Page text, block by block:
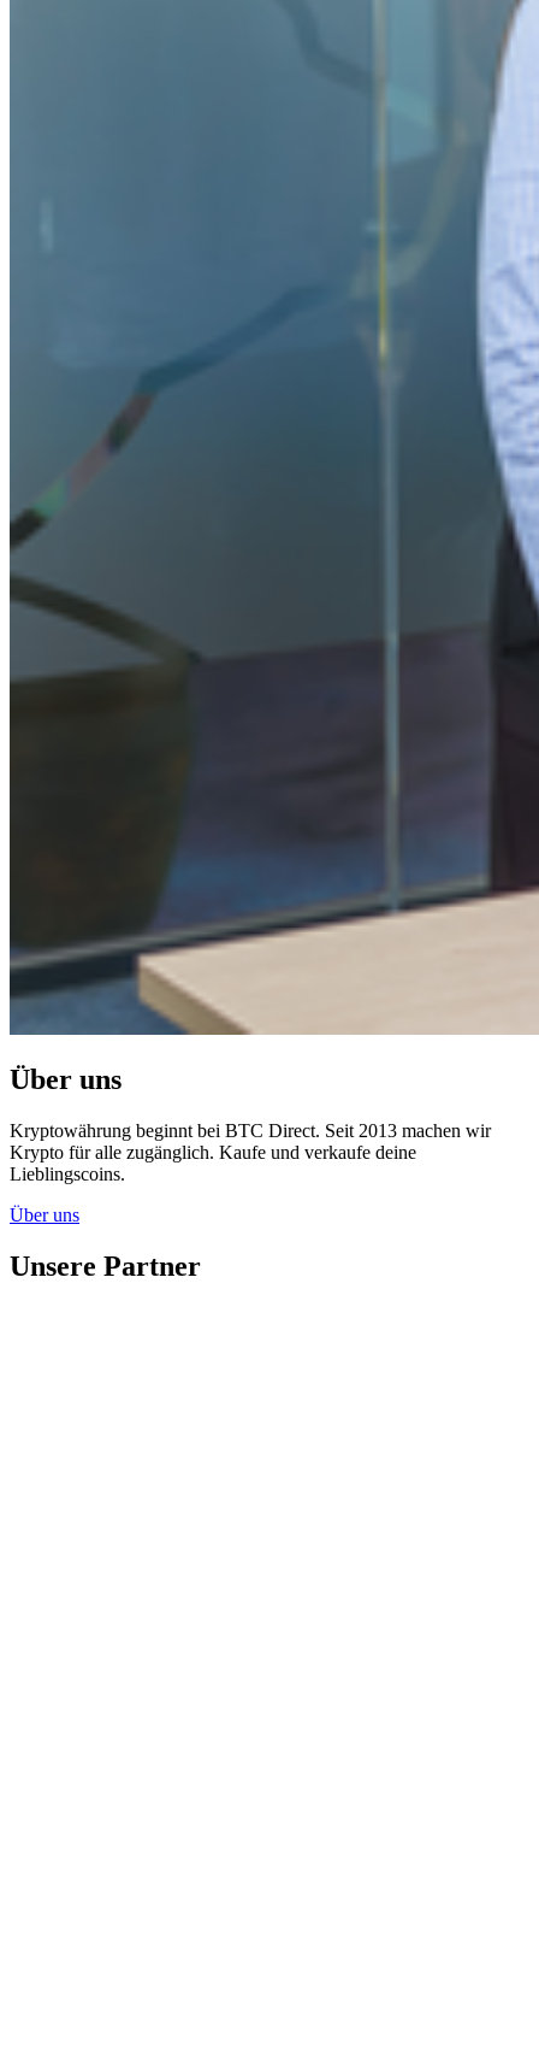
Über uns
Kryptowährung beginnt bei BTC Direct. Seit 2013 machen wir
Krypto für alle zugänglich. Kaufe und verkaufe deine
Lieblingscoins.
Über uns
Unsere Partner